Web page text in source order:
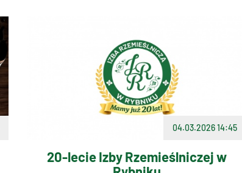
04.03.2026 14:45
20-lecie Izby Rzemieślniczej w